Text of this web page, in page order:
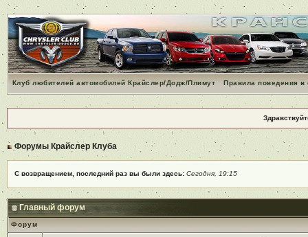
Клуб любителей автомобилей Крайслер/Додж/Плимут Правила поведения
Форумы Крайслер Клуба
С возвращением, последний раз вы были здесь: Сегодня, 19:15
Главный форум
Форум